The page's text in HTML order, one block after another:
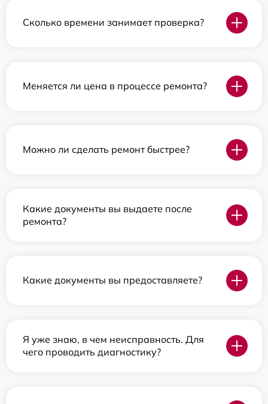
Сколько времени занимает проверка?
Меняется ли цена в процессе ремонта?
Можно ли сделать ремонт быстрее?
Какие документы вы выдаете после
ремонта?
Какие документы вы предоставляете?
Я уже знаю, в чем неисправность. Для
чего проводить диагностику?